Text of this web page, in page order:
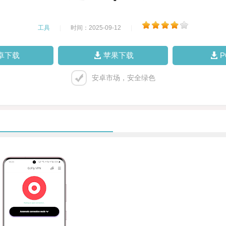
工具 时间：2025-09-12
下载 苹果下载
安卓市场，安全绿色